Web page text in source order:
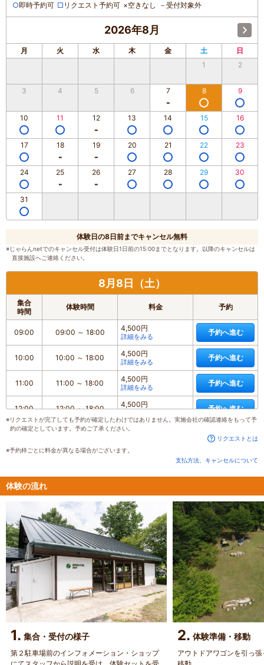
○即時予約可 □ リクエスト予約可 ×空きなし － 受付対象外
2026年8月
月 火 水 木 金 土
日
1
2
3 4 5 6 7 8 9
10 11 12 13 14 15 16
17 18 19 20 21 22 23
24 25 26 27 28 29 30
31
体験日の8日前までキャンセル無料
※じゃらんnetでのキャンセル受付は体験日1日前の15:00までとなります。以降のキャンセルは
直接施設へご連絡ください。
8月8日（土）
集合
時間
体験時間 料金 予約
09:00 09:00 ～ 18:00 4,500円
詳細をみる 予約へ進む
10:00 10:00 ～ 18:00 4,500円
詳細をみる 予約へ進む
11:00 11:00 ～ 18:00 4,500円
詳細をみる 予約へ進む
12:00 12:00～18:00 4,500円 予約へ進む
13:00 13:00 ～ 18:00 4,500円 予約へ進む
4,500円 予約へ進む
15:00
16:00 18:00 4,500円
詳細をみる 予約へ進む
※リクエストが完了しても予約が確定したわけではありません。実施会社の確認連絡をもって予
約の確定としています。予めご了承ください。
リクエストとは
※予約枠ごとに料金が異なる場合がございます。
支払方法、キャンセルについて
体験の流れ
1. 集合・受付の様子
第２駐車場前のインフォメーション・ショップ
2. 体験準備・移動
アウトドアワゴンを引っ